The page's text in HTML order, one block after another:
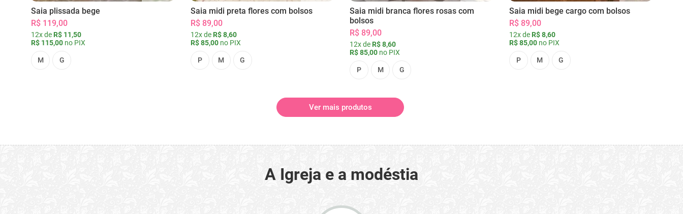
Saia plissada bege
R$ 119,00
12x de R$ 11,50
R$ 115,00 no PIX
M G
Saia midi preta flores com bolsos
R$ 89,00
12x de R$ 8,60
R$ 85,00no PIX
P M G
Saia midi branca flores rosas com
bolsos
R$ 89,00
12x de R$ 8,60
R$ 85,00 no PIX
P M G
Saia midi bege cargo com bolsos
R$ 89,00
12x de R$ 8,60
R$ 85,00no PIX
P M G
Ver mais produtos
A Igreja e a modéstia